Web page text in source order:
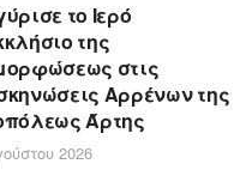
το Ιερό
της
στις
Αρρένων της
Άρτης
2026